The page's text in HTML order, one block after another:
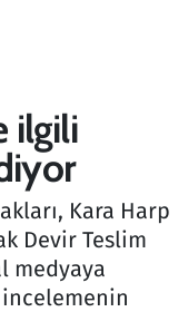
ilgili
Kara Harp
Devir Teslim
medyaya